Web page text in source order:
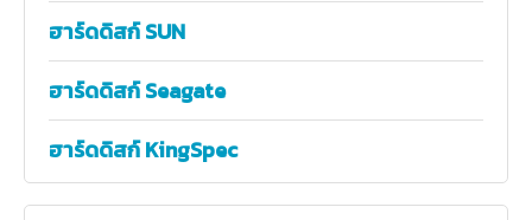
ฮาร์ดดิสก์ SUN
ฮาร์ดดิสก์ Seagate
ฮาร์ดดิสก์ KingSpec